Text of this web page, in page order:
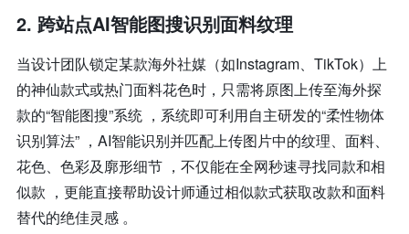
2. 跨站点AI智能图搜识别面料纹理
当设计团队锁定某款海外社媒（如Instagram、TikTok）上
的神仙款式或热门面料花色时，只需将原图上传至海外探
款的“智能图搜”系统 ，系统即可利用自主研发的“柔性物体
识别算法” ，AI智能识别并匹配上传图片中的纹理、面料、
花色、色彩及廓形细节 ，不仅能在全网秒速寻找同款和相
似款 ，更能直接帮助设计师通过相似款式获取改款和面料
替代的绝佳灵感 。